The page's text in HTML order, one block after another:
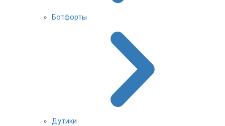
Ботфорты
Дутики